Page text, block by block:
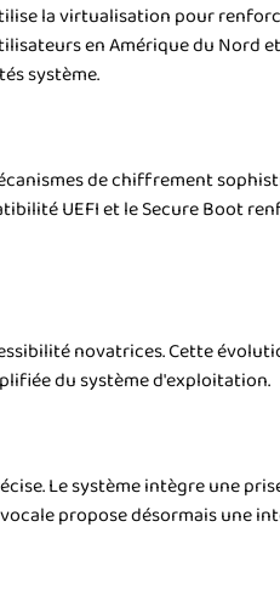
la virtualisation pour
en Amérique du Nord
système.
de chiffrement
UEFI et le Secure Boot
novatrices. Cette
du système d'exploitation.
Le système intègre une
propose désormais une